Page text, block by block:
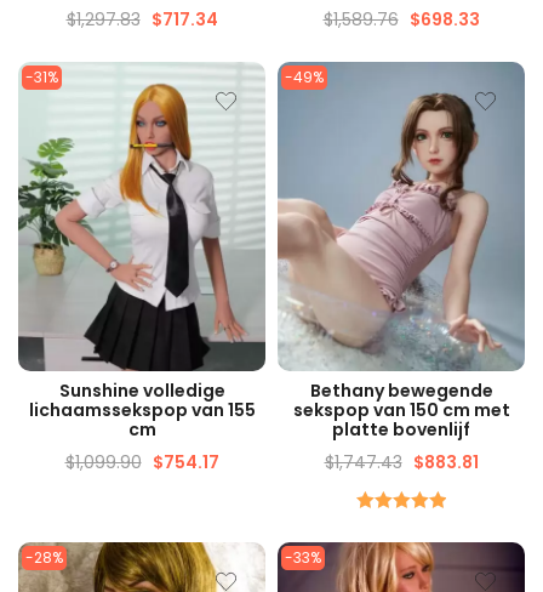
$1,297.83 $717.34
$1,589.76 $698.33
-31%
SNELLE WEERGAVE
Sunshine volledige
lichaamssekspop van 155
cm
$1,099.90 $754.17
-49%
SNELLE WEERGAVE
Bethany bewegende
sekspop van 150 cm met
platte bovenlijf
$1,747.43 $883.81
5.00Van de
5
-28% -33%